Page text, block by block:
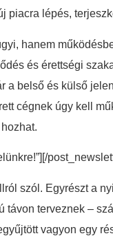
piacra lépés,
hanem
és érettségi
a belső és külső
cégnek úgy kell
szól. Egyrészt a
terveznek –
vagyon egy